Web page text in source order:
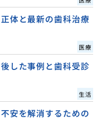
体と最新の歯科治療
医療
した事例と歯科受診
生活
安を解消するための